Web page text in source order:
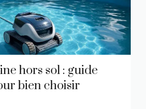
hors sol : guide
bien choisir